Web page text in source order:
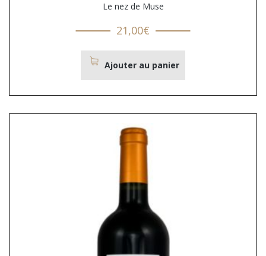
Le nez de Muse
21,00€
Ajouter au panier